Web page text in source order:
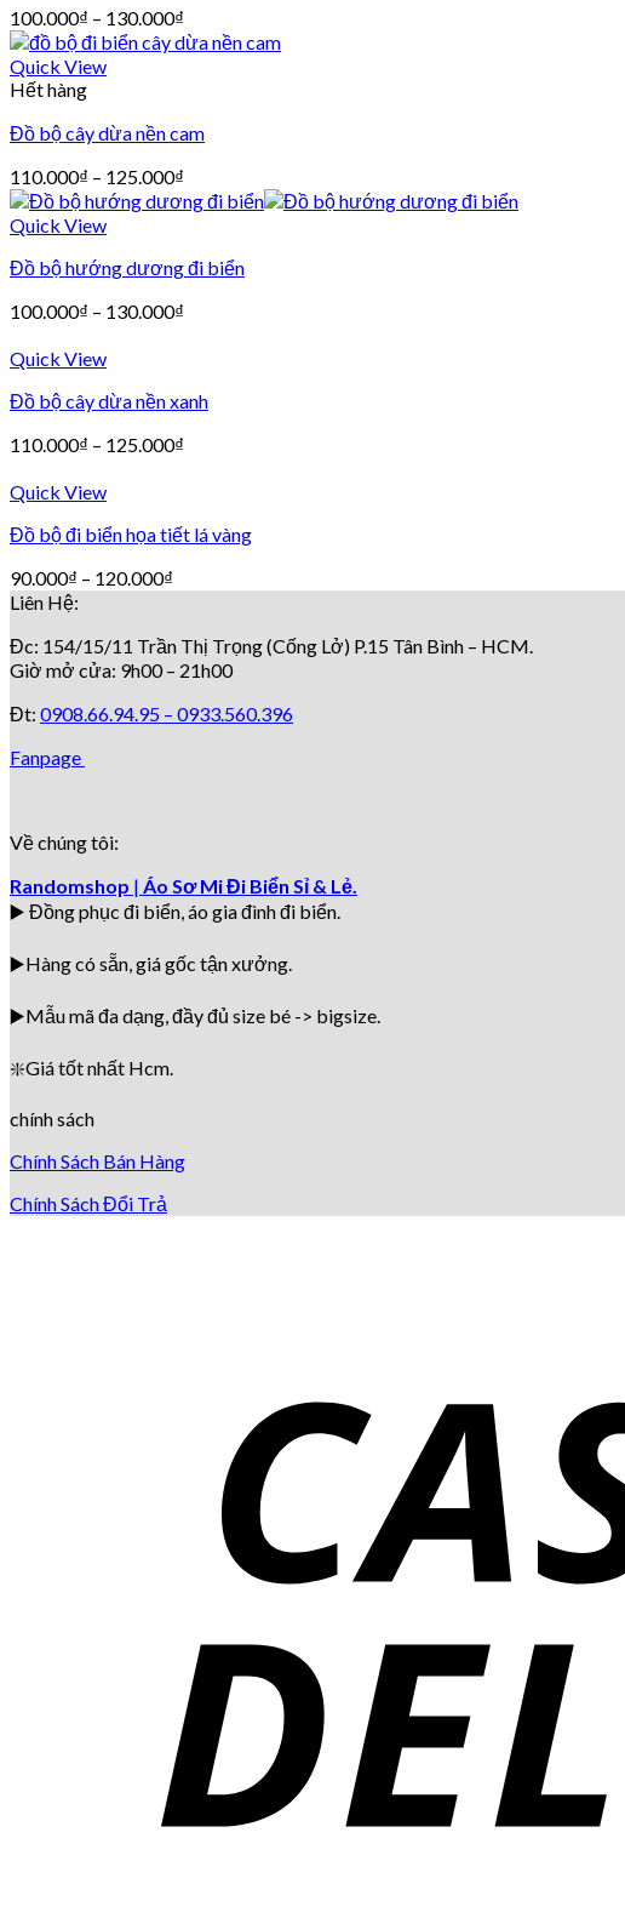
100.000₫ – 130.000₫
Quick View
Hết hàng
Đồ bộ cây dừa nền cam
110.000₫ – 125.000₫
Quick View
Đồ bộ hướng dương đi biển
100.000₫ – 130.000₫
Quick View
Đồ bộ cây dừa nền xanh
110.000₫ – 125.000₫
Quick View
Đồ bộ đi biển họa tiết lá vàng
90.000₫ – 120.000₫
Liên Hệ:
Đc: 154/15/11 Trần Thị Trọng (Cống Lở) P.15 Tân Bình – HCM.
Giờ mở cửa: 9h00 – 21h00
Đt: 0908.66.94.95 – 0933.560.396
Fanpage
Về chúng tôi:
Randomshop | Áo Sơ Mi Đi Biển Sỉ & Lẻ.
▶️ Đồng phục đi biển , áo gia đình đi biển.
▶️Hàng có sẵn, giá gốc tận xưởng.
▶️Mẫu mã đa dạng, đầy đủ size bé -> bigsize.
❇️Giá tốt nhất Hcm.
chính sách
Chính Sách Bán Hàng
Chính Sách Đổi Trả